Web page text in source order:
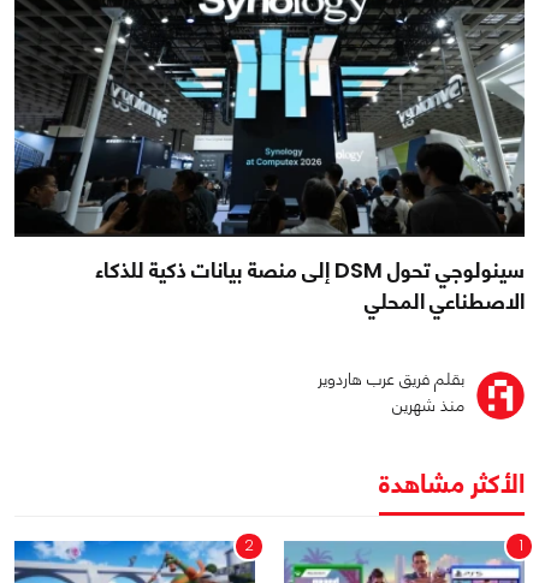
سينولوجي تحول DSM إلى منصة بيانات ذكية للذكاء
الاصطناعي المحلي
بقلم فريق عرب هاردوير
منذ شهرين
الأكثر مشاهدة
1
2